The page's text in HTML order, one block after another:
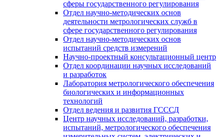
сферы государственного регулирования
Отдел научно-методических основ
деятельности метрологических служб в
сфере государственного регулирования
Отдел научно-методических основ
испытаний средств измерений
Научно-проектный консультационный центр
Отдел координации научных исследований
и разработок
Лаборатория метрологического обеспечения
биологических и информационных
технологий
Отдел ведения и развития ГСССД
Центр научных исследований, разработки,
испытаний, метрологического обеспечения